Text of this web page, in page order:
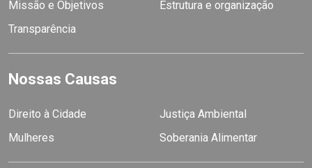
Missão e Objetivos
Estrutura e organização
Transparência
Nossas Causas
Direito à Cidade
Justiça Ambiental
Mulheres
Soberania Alimentar